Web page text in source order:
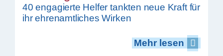
40 engagierte Helfer tankten neue Kraft für
ihr ehrenamtliches Wirken
Mehr lesen
Mehr lesen